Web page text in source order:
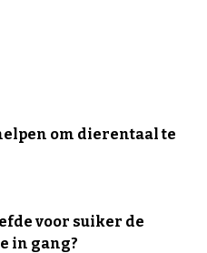
om dierentaal te
voor suiker de
in gang?